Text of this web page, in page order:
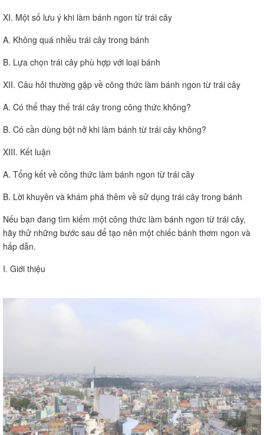
XI. Một số lưu ý khi làm bánh ngon từ trái cây
A. Không quá nhiều trái cây trong bánh
B. Lựa chọn trái cây phù hợp với loại bánh
XII. Câu hỏi thường gặp về công thức làm bánh ngon từ trái cây
A. Có thể thay thế trái cây trong công thức không?
B. Có cần dùng bột nở khi làm bánh từ trái cây không?
XIII. Kết luận
A. Tổng kết về công thức làm bánh ngon từ trái cây
B. Lời khuyên và khám phá thêm về sử dụng trái cây trong bánh
Nếu bạn đang tìm kiếm một công thức làm bánh ngon từ trái cây,
hãy thử những bước sau để tạo nên một chiếc bánh thơm ngon và
hấp dẫn.
I. Giới thiệu